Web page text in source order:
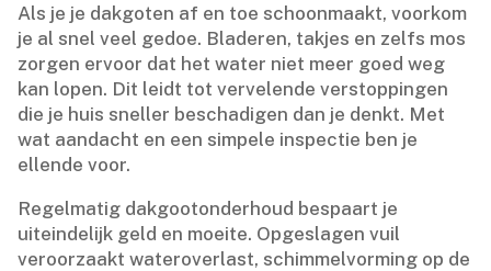
Als je je dakgoten af en toe schoonmaakt, voorkom
je al snel veel gedoe.​ Bladeren, takjes en zelfs mos
zorgen ervoor dat het water niet meer goed weg
kan lopen.​ Dit leidt tot vervelende verstoppingen
die je huis sneller beschadigen dan je denkt.​ Met
wat aandacht en een simpele inspectie ben je
ellende voor.​
Regelmatig dakgootonderhoud bespaart je
uiteindelijk geld en moeite.​ Opgeslagen vuil
veroorzaakt wateroverlast, schimmelvorming op de